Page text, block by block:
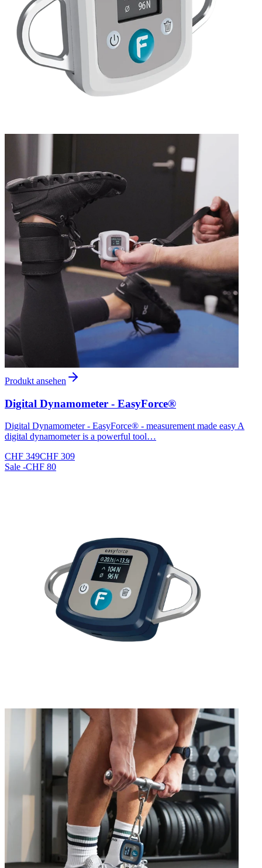
Produkt ansehen
Digital Dynamometer - EasyForce®
Digital Dynamometer - EasyForce® - measurement made easy A
digital dynamometer is a powerful tool…
CHF 349CHF 309
Sale -CHF 80